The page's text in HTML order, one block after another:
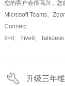
您的客户会很高兴，您
Microsoft Teams、
Connect
8×8、Five9、
升级三年